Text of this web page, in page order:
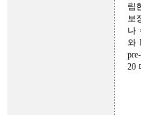
림
보
나
와
20